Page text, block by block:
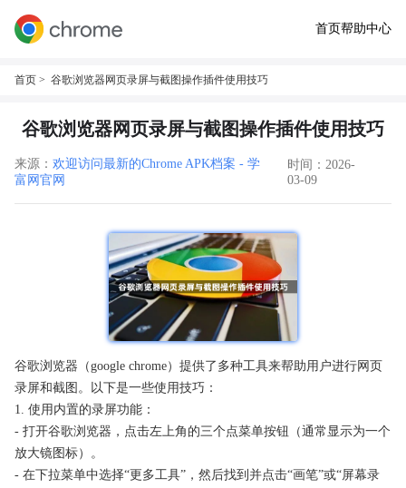
首页帮助中心
首页 > 谷歌浏览器网页录屏与截图操作插件使用技巧
谷歌浏览器网页录屏与截图操作插件使用技巧
来源： 欢迎访问最新的Chrome APK档案 - 学
富网官网
时间：2026-
03-09
谷歌浏览器（google chrome）提供了多种工具来帮助用户进行网页
录屏和截图。以下是一些使用技巧：
1. 使用内置的录屏功能：
- 打开谷歌浏览器，点击左上角的三个点菜单按钮（通常显示为一个
放大镜图标）。
- 在下拉菜单中选择“更多工具”，然后找到并点击“画笔”或“屏幕录